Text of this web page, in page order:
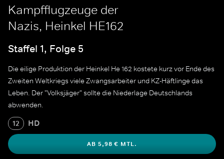
Kampfflugzeuge der
Nazis, Heinkel HE162
Staffel 1, Folge 5
Die eilige Produktion der Heinkel He 162 kostete kurz vor Ende des
Zweiten Weltkriegs viele Zwangsarbeiter und KZ-Häftlinge das
Leben. Der "Volksjäger" sollte die Niederlage Deutschlands
abwenden.
12 HD
AB 5,98 € MTL.